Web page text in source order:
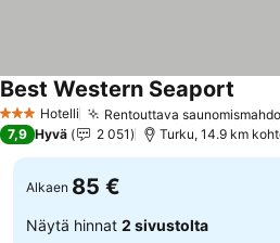
3 Tähtiluokitus
Hotelli Rentouttava
Best Western Seaport
7,9 Hyvä 2 051 Turku, 14.9 km
Alkaen 85 €
Näytä hinnat 2 sivustolta